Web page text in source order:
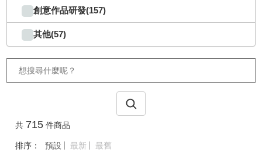
創意作品研發(157)
其他(57)
共 715 件商品
排序： 預設 最新 最舊